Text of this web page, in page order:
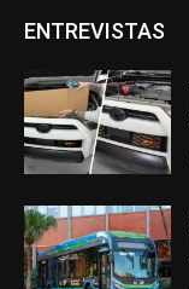
ENTREVISTAS